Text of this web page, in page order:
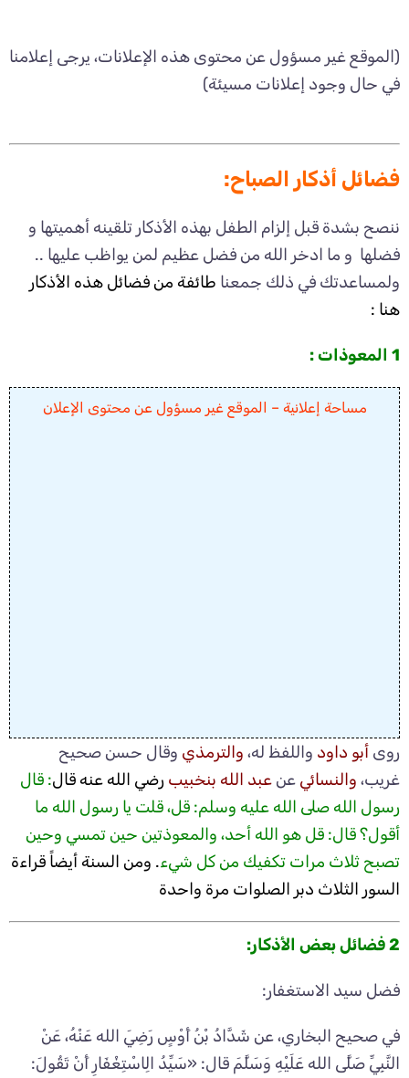
(الموقع غير مسؤول عن محتوى هذه الإعلانات، يرجى إعلامنا
في حال وجود إعلانات مسيئة)
فضائل أذكار الصباح:
ننصح بشدة قبل إلزام الطفل بهذه الأذكار تلقينه أهميتها و
فضلها و ما ادخر الله من فضل عظيم لمن يواظب عليها ..
ولمساعدتك في ذلك جمعنا طائفة من فضائل هذه الأذكار
هنا :
1 المعوذات :
مساحة إعلانية – الموقع غير مسؤول عن محتوى الإعلان
روى أبو داود واللفظ له، والترمذي وقال حسن صحيح
غريب، والنسائي عن عبد الله بنخبيب رضي الله عنه قال: قال
رسول الله صلى الله عليه وسلم: قل، قلت يا رسول الله ما
أقول؟ قال: قل هو الله أحد، والمعوذتين حين تمسي وحين
تصبح ثلاث مرات تكفيك من كل شيء. ومن السنة أيضاً قراءة
السور الثلاث دبر الصلوات مرة واحدة
2 فضائل بعض الأذكار:
فضل سيد الاستغفار:
في صحيح البخاري، عن شَدَّادُ بْنُ أَوْسٍ رَضِيَ الله عَنْهُ، عَنْ
النَّبِيِّ صَلَّى الله عَلَيْهِ وَسَلَّمَ قال: «سَيِّدُ الِاسْتِغْفَارِ أَنْ تَقُولَ: